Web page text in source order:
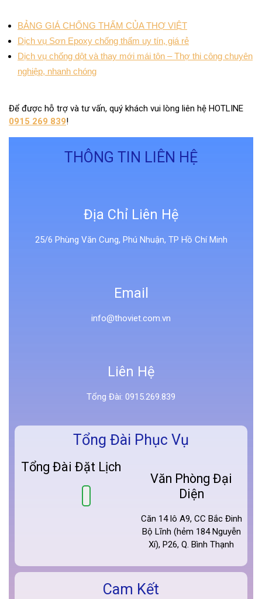
BẢNG GIÁ CHỐNG THẤM CỦA THỢ VIỆT
Dịch vụ Sơn Epoxy chống thấm uy tín, giá rẻ
Dịch vụ chống dột và thay mới mái tôn – Thợ thi công chuyên
nghiệp, nhanh chóng
Để được hỗ trợ và tư vấn, quý khách vui lòng liên hệ HOTLINE
0915 269 839!
THÔNG TIN LIÊN HỆ
Địa Chỉ Liên Hệ
25/6 Phùng Văn Cung, Phú Nhuận, TP Hồ Chí Minh
Email
info@thoviet.com.vn
Liên Hệ
Tổng Đài: 0915.269.839
Tổng Đài Phục Vụ
Tổng Đài Đặt Lịch
Văn Phòng Đại
Diện
Căn 14 lô A9, CC Bắc Đinh
Bộ Lĩnh (hẻm 184 Nguyễn
Xí), P26, Q. Bình Thạnh
Cam Kết